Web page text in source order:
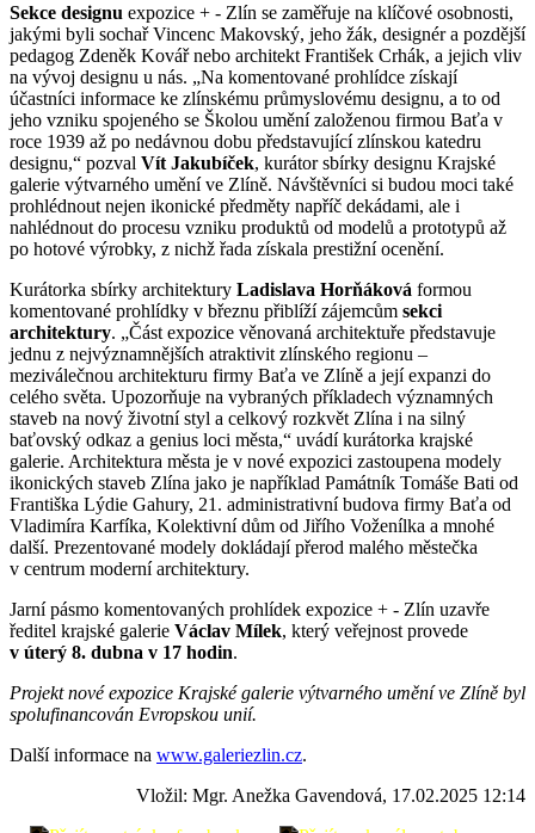
Sekce designu expozice + - Zlín se zaměřuje na klíčové osobnosti,
jakými byli sochař Vincenc Makovský, jeho žák, designér a pozdější
pedagog Zdeněk Kovář nebo architekt František Crhák, a jejich vliv
na vývoj designu u nás. „Na komentované prohlídce získají
účastníci informace ke zlínskému průmyslovému designu, a to od
jeho vzniku spojeného se Školou umění založenou firmou Baťa v
roce 1939 až po nedávnou dobu představující zlínskou katedru
designu,“ pozval Vít Jakubíček, kurátor sbírky designu Krajské
galerie výtvarného umění ve Zlíně. Návštěvníci si budou moci také
prohlédnout nejen ikonické předměty napříč dekádami, ale i
nahlédnout do procesu vzniku produktů od modelů a prototypů až
po hotové výrobky, z nichž řada získala prestižní ocenění.
Kurátorka sbírky architektury Ladislava Horňáková formou
komentované prohlídky v březnu přiblíží zájemcům sekci
architektury. „Část expozice věnovaná architektuře představuje
jednu z nejvýznamnějších atraktivit zlínského regionu –
meziválečnou architekturu firmy Baťa ve Zlíně a její expanzi do
celého světa. Upozorňuje na vybraných příkladech významných
staveb na nový životní styl a celkový rozkvět Zlína i na silný
baťovský odkaz a genius loci města,“ uvádí kurátorka krajské
galerie. Architektura města je v nové expozici zastoupena modely
ikonických staveb Zlína jako je například Památník Tomáše Bati od
Františka Lýdie Gahury, 21. administrativní budova firmy Baťa od
Vladimíra Karfíka, Kolektivní dům od Jiřího Voženílka a mnohé
další. Prezentované modely dokládají přerod malého městečka
v centrum moderní architektury.
Jarní pásmo komentovaných prohlídek expozice + - Zlín uzavře
ředitel krajské galerie Václav Mílek, který veřejnost provede
v úterý 8. dubna v 17 hodin.
Projekt nové expozice Krajské galerie výtvarného umění ve Zlíně byl
spolufinancován Evropskou unií.
Další informace na www.galeriezlin.cz.
Vložil: Mgr. Anežka Gavendová, 17.02.2025 12:14